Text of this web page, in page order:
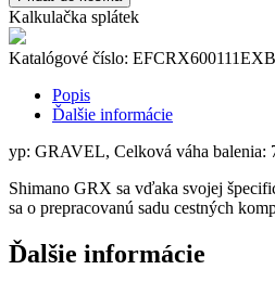
GRX
FC-
RX600
175MM
40Z.
11-
BEZ
LOŽISKA
Kalkulačka splátek
Katalógové číslo:
Popis
Ďalšie informácie
yp: GRAVEL, Celková váha balenia:
Shimano GRX sa vďaka svojej
sa o prepracovanú sadu cestných
Ďalšie informácie